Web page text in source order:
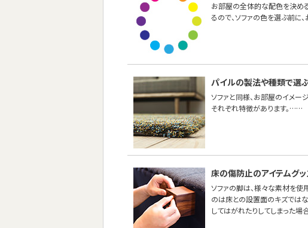
お部屋の全体的な配色を決め
るので、ソファの色を選ぶ前に
パイルの製法や種類で選
ソファと同様、お部屋のイメー
それぞれ特徴があります。……
床の傷防止のアイテムグ
ソファの脚は、様々な素材を使
のは床との設置面のキズではな
してはがれたりしてしまった場